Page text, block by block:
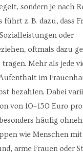
sondern je nach
z. B. dazu, dass
oder
oftmals dazu
Mehr als jede
im
bezahlen. Dabei
von 10–150 Euro
häufig
wie Menschen mit
arme Frauen oder